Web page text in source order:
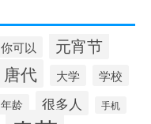
你可以 元宵节
唐代 大学 学校
年龄 很多人 手机